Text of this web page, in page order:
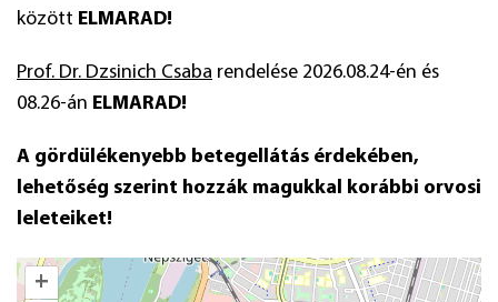
között ELMARAD!
Prof. Dr. Dzsinich Csaba rendelése 2026.08.24-én és
08.26-án ELMARAD!
A gördülékenyebb betegellátás érdekében,
lehetőség szerint hozzák magukkal korábbi orvosi
leleteiket!
+